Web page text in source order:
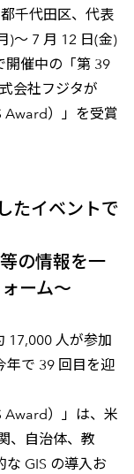
千代田区、代表
)～ 7 月 12 日(金)
開催中の「第 39
会社フジタが
Award）」を受賞
たイベントで
の情報を一
ーム～
17,000 人が参加
年で 39 回目を迎
Award）」は、米
、自治体、教
GIS の導入お